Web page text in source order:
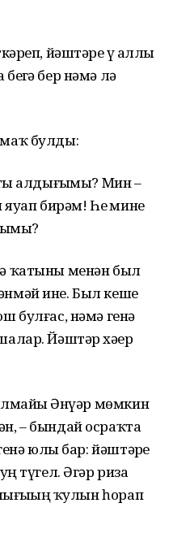
йәштәрҙе үҙ аллы
бер нәмә лә
булды:
алдығыҙмы? Мин –
бирәм! Һеҙ мине
ҡатыны менән был
ине. Был кеше
булғас, нәмә генә
Йәштәр хәҙер
Әнүәр мөмкин
– бындай осраҡта
юлы бар: йәштәрҙе
түгел. Әгәр риза
ҡулын һорап